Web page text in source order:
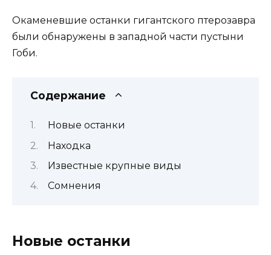
Окаменевшие останки гигантского птерозавра
были обнаружены в западной части пустыни
Гоби.
Содержание
Новые останки
Находка
Известные крупные виды
Сомнения
Новые останки